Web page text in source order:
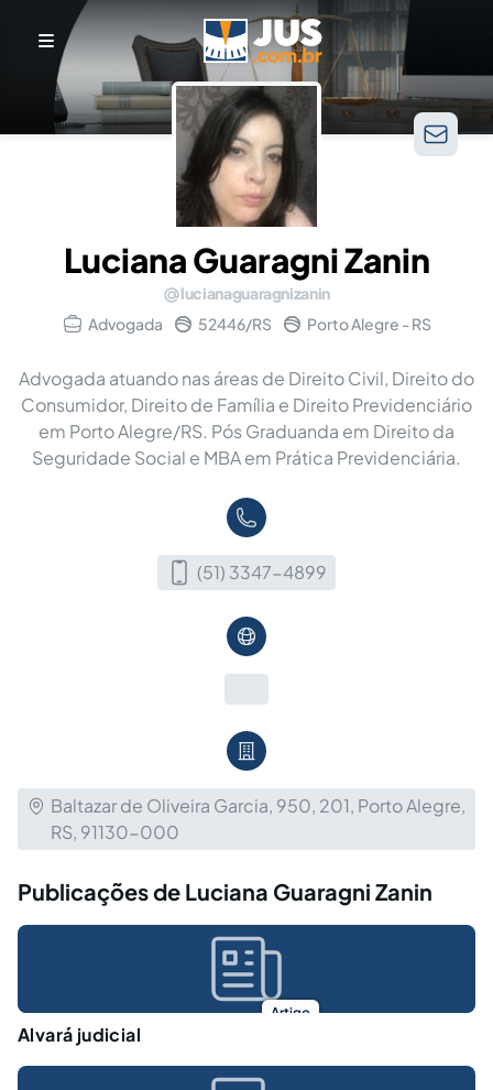
Luciana Guaragni Zanin
lucianaguaragnizanin
Advogada
52446/RS Porto Alegre - RS
Advogada atuando nas áreas de Direito Civil, Direito do
Consumidor, Direito de Família e Direito Previdenciário
em Porto Alegre/RS. Pós Graduanda em Direito da
Seguridade Social e MBA em Prática Previdenciária.
(51) 3347-4899
Baltazar de Oliveira Garcia, 950, 201, Porto Alegre,
RS, 91130-000
Publicações de Luciana Guaragni Zanin
Artigo
Alvará judicial